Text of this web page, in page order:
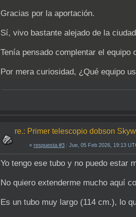
Gracias por la aportación.
Sí, vivo bastante alejado de la
Tenía pensado complentar el
Por mera curiosidad, ¿Qué equipo
re.: Primer telescopio dobson
« respuesta #3 : Jue, 05 Feb 2026, 19:13
Yo tengo ese tubo y no puedo estar
No quiero extenderme mucho aquí
Es un tubo muy largo (114 cm.), lo